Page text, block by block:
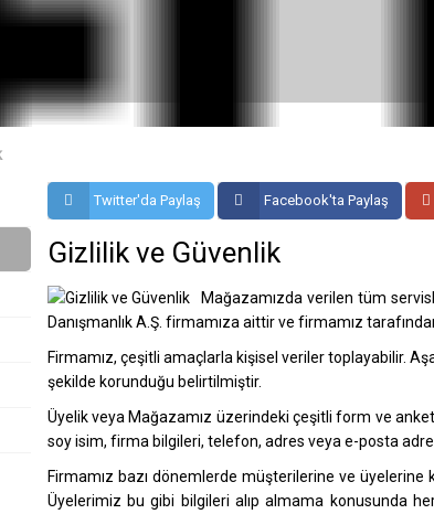
Twitter'da Paylaş Facebook'ta Paylaş
Gizlilik ve Güvenlik
Mağazamızda verilen tüm
Danışmanlık A.Ş. firmamıza aittir ve firmamız
Firmamız, çeşitli amaçlarla kişisel veriler toplayabilir.
şekilde korunduğu belirtilmiştir.
Üyelik veya Mağazamız üzerindeki çeşitli form ve
soy isim, firma bilgileri, telefon, adres veya e-posta
Firmamız bazı dönemlerde müşterilerine ve
Üyelerimiz bu gibi bilgileri alıp almama konusunda